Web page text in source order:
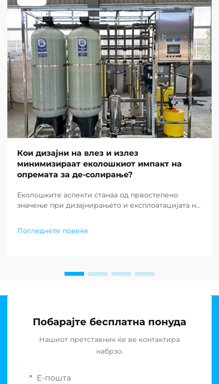
Кои дизајни на влез и излез
минимизираат еколошкиот импакт на
опремата за де-солирање?
Еколошките аспекти станаа од првостепено
значење при дизајнирањето и експлоатацијата на
светот. Како што недостатокот на вода
продолжува да предизвикува заедниците низ
Погледнете повеќе
Побарајте бесплатна понуда
Нашиот претставник ќе ве контактира
набрзо.
Е-пошта